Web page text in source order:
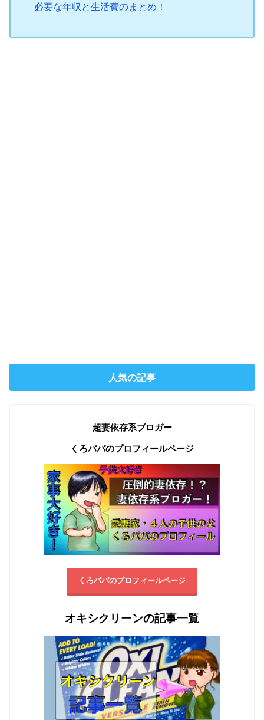
必要な年収と生活費のまとめ！
人気の記事
超妻依存系ブロガー
くろパパのプロフィールページ
くろパパのプロフィールページ
オキシクリーンの記事一覧